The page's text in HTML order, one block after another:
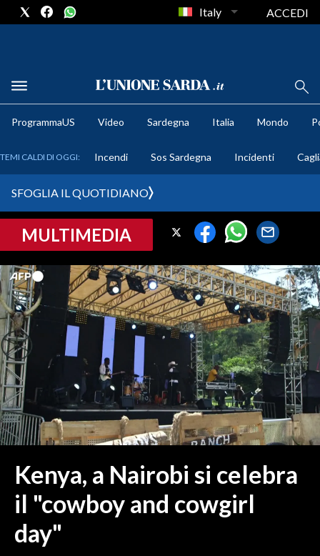
METEO
CRONACA SARDEGNA
PROVINCIA DI CAGLIARI
SULCIS IGLESIENTE
MEDIO CAMPIDANO
ORISTANO E PROVINCIA
SASSARI E PROVINCIA
GALLURA
NUORO E PROVINCIA
OGLIASTRA
CRONACA
ITALIA
MONDO
Italy ACCEDI
ProgrammaUS Video Sardegna Italia Mondo
TEMI CALDI DI OGGI: Incendi Sos Sardegna Incidenti
SFOGLIA IL QUOTIDIANO
MULTIMEDIA
Kenya, a Nairobi si celebra
il "cowboy and cowgirl
day"